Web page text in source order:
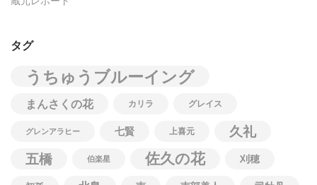
タグ
うちゅうブルーイング
まんさくの花 カリラ グレイス
グレンアラヒー 七賢 上喜元
久礼
五橋
伯楽星 佐久の花 刈穂